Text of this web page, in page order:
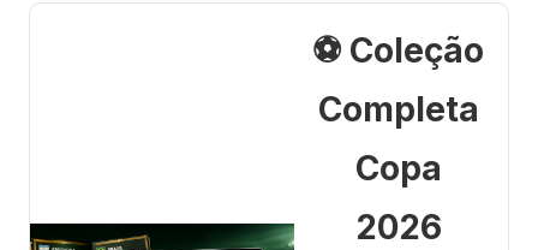
⚽ Coleção
Completa
Copa
2026